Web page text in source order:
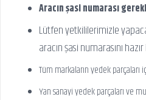
Aracın şasi numarası
Lütfen yetkililerimizle
aracın şasi numarasını
Tüm markaların yedek
Yan sanayi yedek parçaları ve